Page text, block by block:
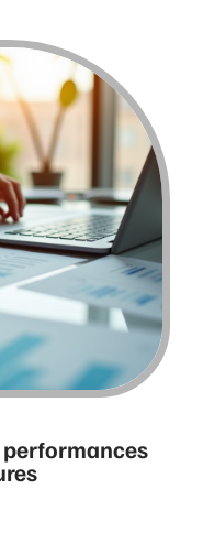
performances